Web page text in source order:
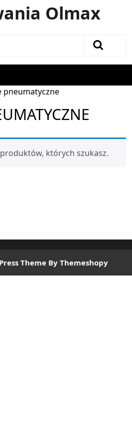
Olmax
pneumatyczne
których szukasz.
Theme By Themeshopy